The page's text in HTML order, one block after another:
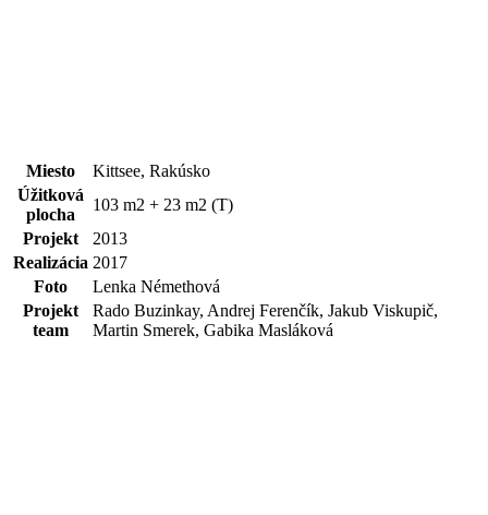
Miesto
Kittsee, Rakúsko
Úžitková
plocha
103 m2 + 23 m2 (T)
Projekt
2013
Realizácia 2017
Foto
Lenka Némethová
Projekt
team
Rado Buzinkay, Andrej Ferenčík, Jakub Viskupič,
Martin Smerek, Gabika Masláková